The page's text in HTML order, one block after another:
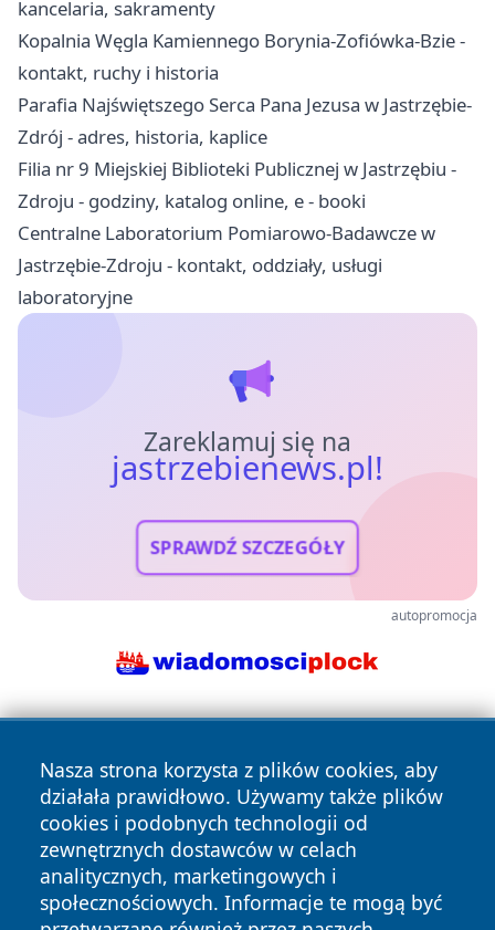
kancelaria, sakramenty
Kopalnia Węgla Kamiennego Borynia-Zofiówka-Bzie -
kontakt, ruchy i historia
Parafia Najświętszego Serca Pana Jezusa w Jastrzębie-
Zdrój - adres, historia, kaplice
Filia nr 9 Miejskiej Biblioteki Publicznej w Jastrzębiu -
Zdroju - godziny, katalog online, e - booki
Centralne Laboratorium Pomiarowo-Badawcze w
Jastrzębie-Zdroju - kontakt, oddziały, usługi
laboratoryjne
Zareklamuj się na
jastrzebienews.pl!
SPRAWDŹ SZCZEGÓŁY
autopromocja
Nasza strona korzysta z plików cookies, aby
działała prawidłowo. Używamy także plików
cookies i podobnych technologii od
zewnętrznych dostawców w celach
analitycznych, marketingowych i
społecznościowych. Informacje te mogą być
Copyright © 2026 jastrzebienews.pl Wszystkie prawa
zastrzeżone.